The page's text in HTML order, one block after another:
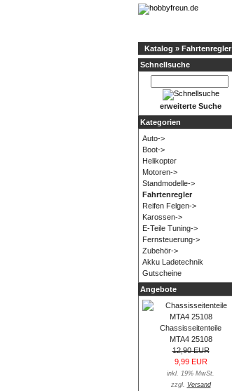
Katalog » Fahrtenregler
Schnellsuche
erweiterte Suche
Kategorien
Auto->
Boot->
Helikopter
Motoren->
Standmodelle->
Fahrtenregler
Reifen Felgen->
Karossen->
E-Teile Tuning->
Fernsteuerung->
Zubehör->
Akku Ladetechnik
Gutscheine
Angebote
Chassisseitenteile
MTA4 25108
12,90 EUR
9,99 EUR
inkl. 19% MwSt.
zzgl. Versand